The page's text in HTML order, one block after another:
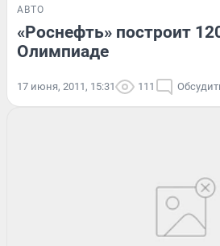
АВТО
«Роснефть» построит
Олимпиаде
17 июня, 2011, 15:31 111